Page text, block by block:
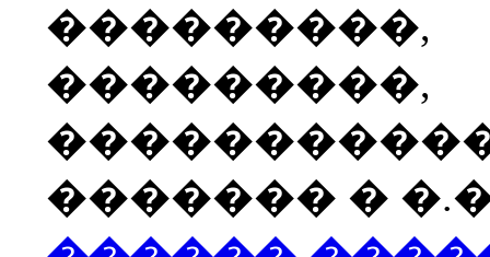
���������,
���������,
������� �